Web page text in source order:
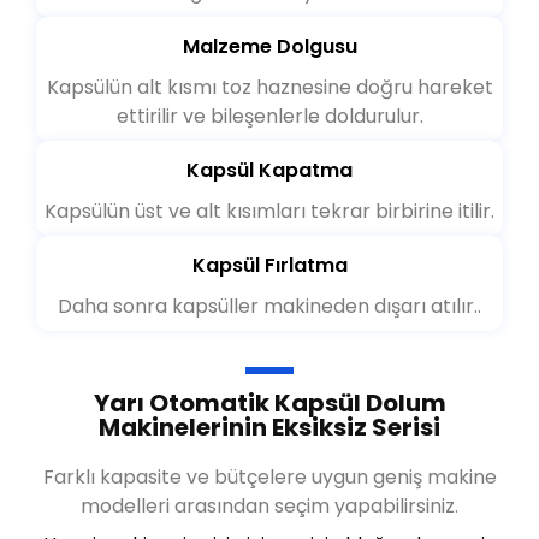
Malzeme Dolgusu
Kapsülün alt kısmı toz haznesine doğru hareket
ettirilir ve bileşenlerle doldurulur.
Kapsül Kapatma
Kapsülün üst ve alt kısımları tekrar birbirine itilir.
Kapsül Fırlatma
Daha sonra kapsüller makineden dışarı atılır..
Yarı Otomatik Kapsül Dolum
Makinelerinin Eksiksiz Serisi
Farklı kapasite ve bütçelere uygun geniş makine
modelleri arasından seçim yapabilirsiniz.